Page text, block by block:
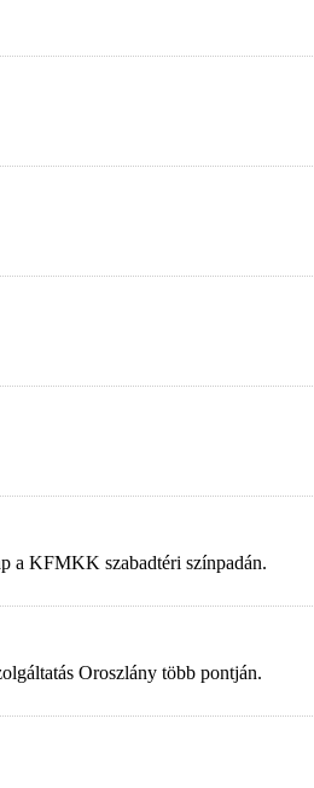
a KFMKK szabadtéri színpadán.
Oroszlány több pontján.